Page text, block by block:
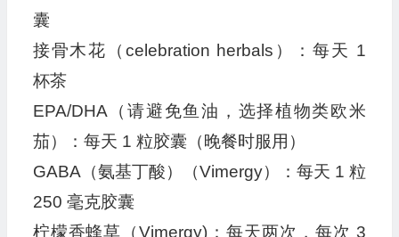
囊
接骨木花（celebration herbals）：每天 1
杯茶
EPA/DHA（请避免鱼油，选择植物类欧米
茄）：每天 1 粒胶囊（晚餐时服用）
GABA（氨基丁酸）（Vimergy）：每天 1 粒
250 毫克胶囊
柠檬香蜂草（Vimergy)：每天两次，每次 3